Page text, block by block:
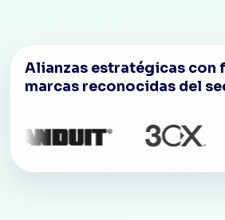
Alianzas estratégicas con
marcas reconocidas del